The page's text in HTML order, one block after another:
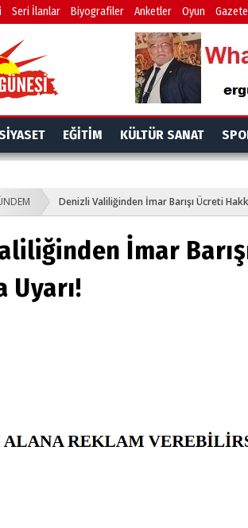
Seri İlanlar Biyografiler Anketler Oyun
EĞİTİM KÜLTÜR SANAT
Denizli Valiliğinden İmar Barışı Ücreti
İmar
Uyarı!